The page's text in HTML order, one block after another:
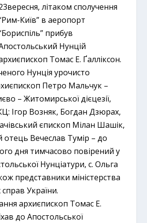
літаком сполучення
Київ” в аеропорт
прибув
Нунцій
Томас Е. Ґалліксон.
Нунція урочисто
Петро Мальчук –
– Житомирської дієцезії,
Ігор Возняк, Богдан Дзюрах,
єпископ Мілан Шашік,
Вечеслав Тумір – до
дня тимчасово повірений у
Нунціатури, с. Ольга
представники міністерства
України.
архиєпископ Томас Е.
до Апостольської